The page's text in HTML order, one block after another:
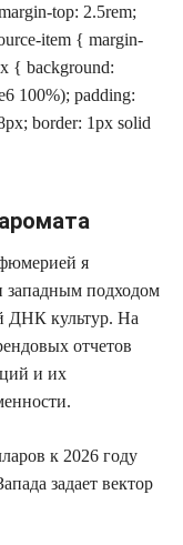
top: 2.5rem;
item { margin-
{ background:
100%); padding:
border: 1px solid
я
западным подходом
ДНК культур. На
отчетов
и их
к 2026 году
задает вектор